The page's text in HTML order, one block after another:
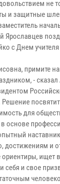
не
и защитные
Ярославцев
с Днем
примите
- сказал
Решение
для
основе
достижениям и
ищет
себя и свое